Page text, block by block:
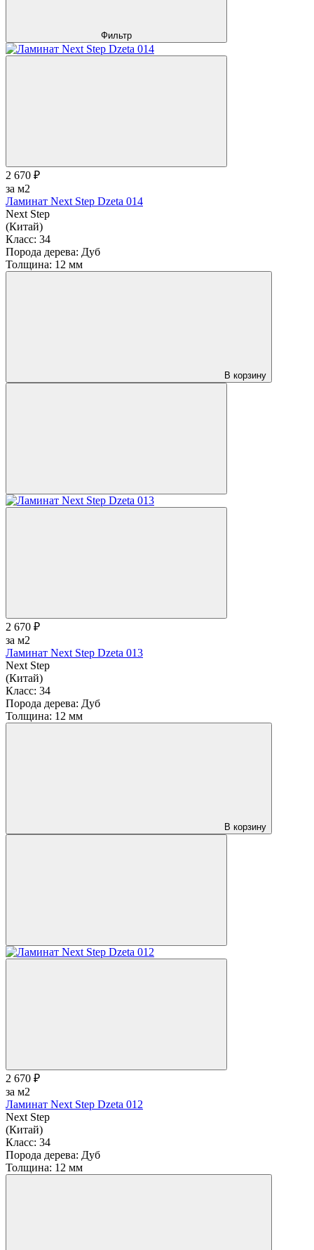
Фильтр
2 670 ₽
за м2
Ламинат Next Step Dzeta 014
Next Step
(Китай)
Класс: 34
Порода дерева: Дуб
Толщина: 12 мм
В корзину
2 670 ₽
за м2
Ламинат Next Step Dzeta 013
Next Step
(Китай)
Класс: 34
Порода дерева: Дуб
Толщина: 12 мм
В корзину
2 670 ₽
за м2
Ламинат Next Step Dzeta 012
Next Step
(Китай)
Класс: 34
Порода дерева: Дуб
Толщина: 12 мм